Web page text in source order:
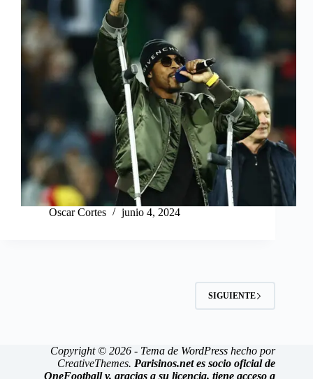
Oscar Cortes junio 4, 2024
SIGUIENTE
Copyright © 2026 - Tema de WordPress hecho por
CreativeThemes. Parisinos.net es socio oficial de
OneFootball y, gracias a su licencia, tiene acceso a